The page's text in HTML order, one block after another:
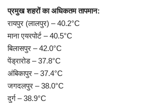
प्रमुख शहरों का अधिकतम तापमान:
रायपुर (लालपुर) – 40.2°C
माना एयरपोर्ट – 40.5°C
बिलासपुर – 42.0°C
पेंड्रारोड – 37.8°C
अंबिकापुर – 37.4°C
जगदलपुर – 38.0°C
दुर्ग – 38.9°C